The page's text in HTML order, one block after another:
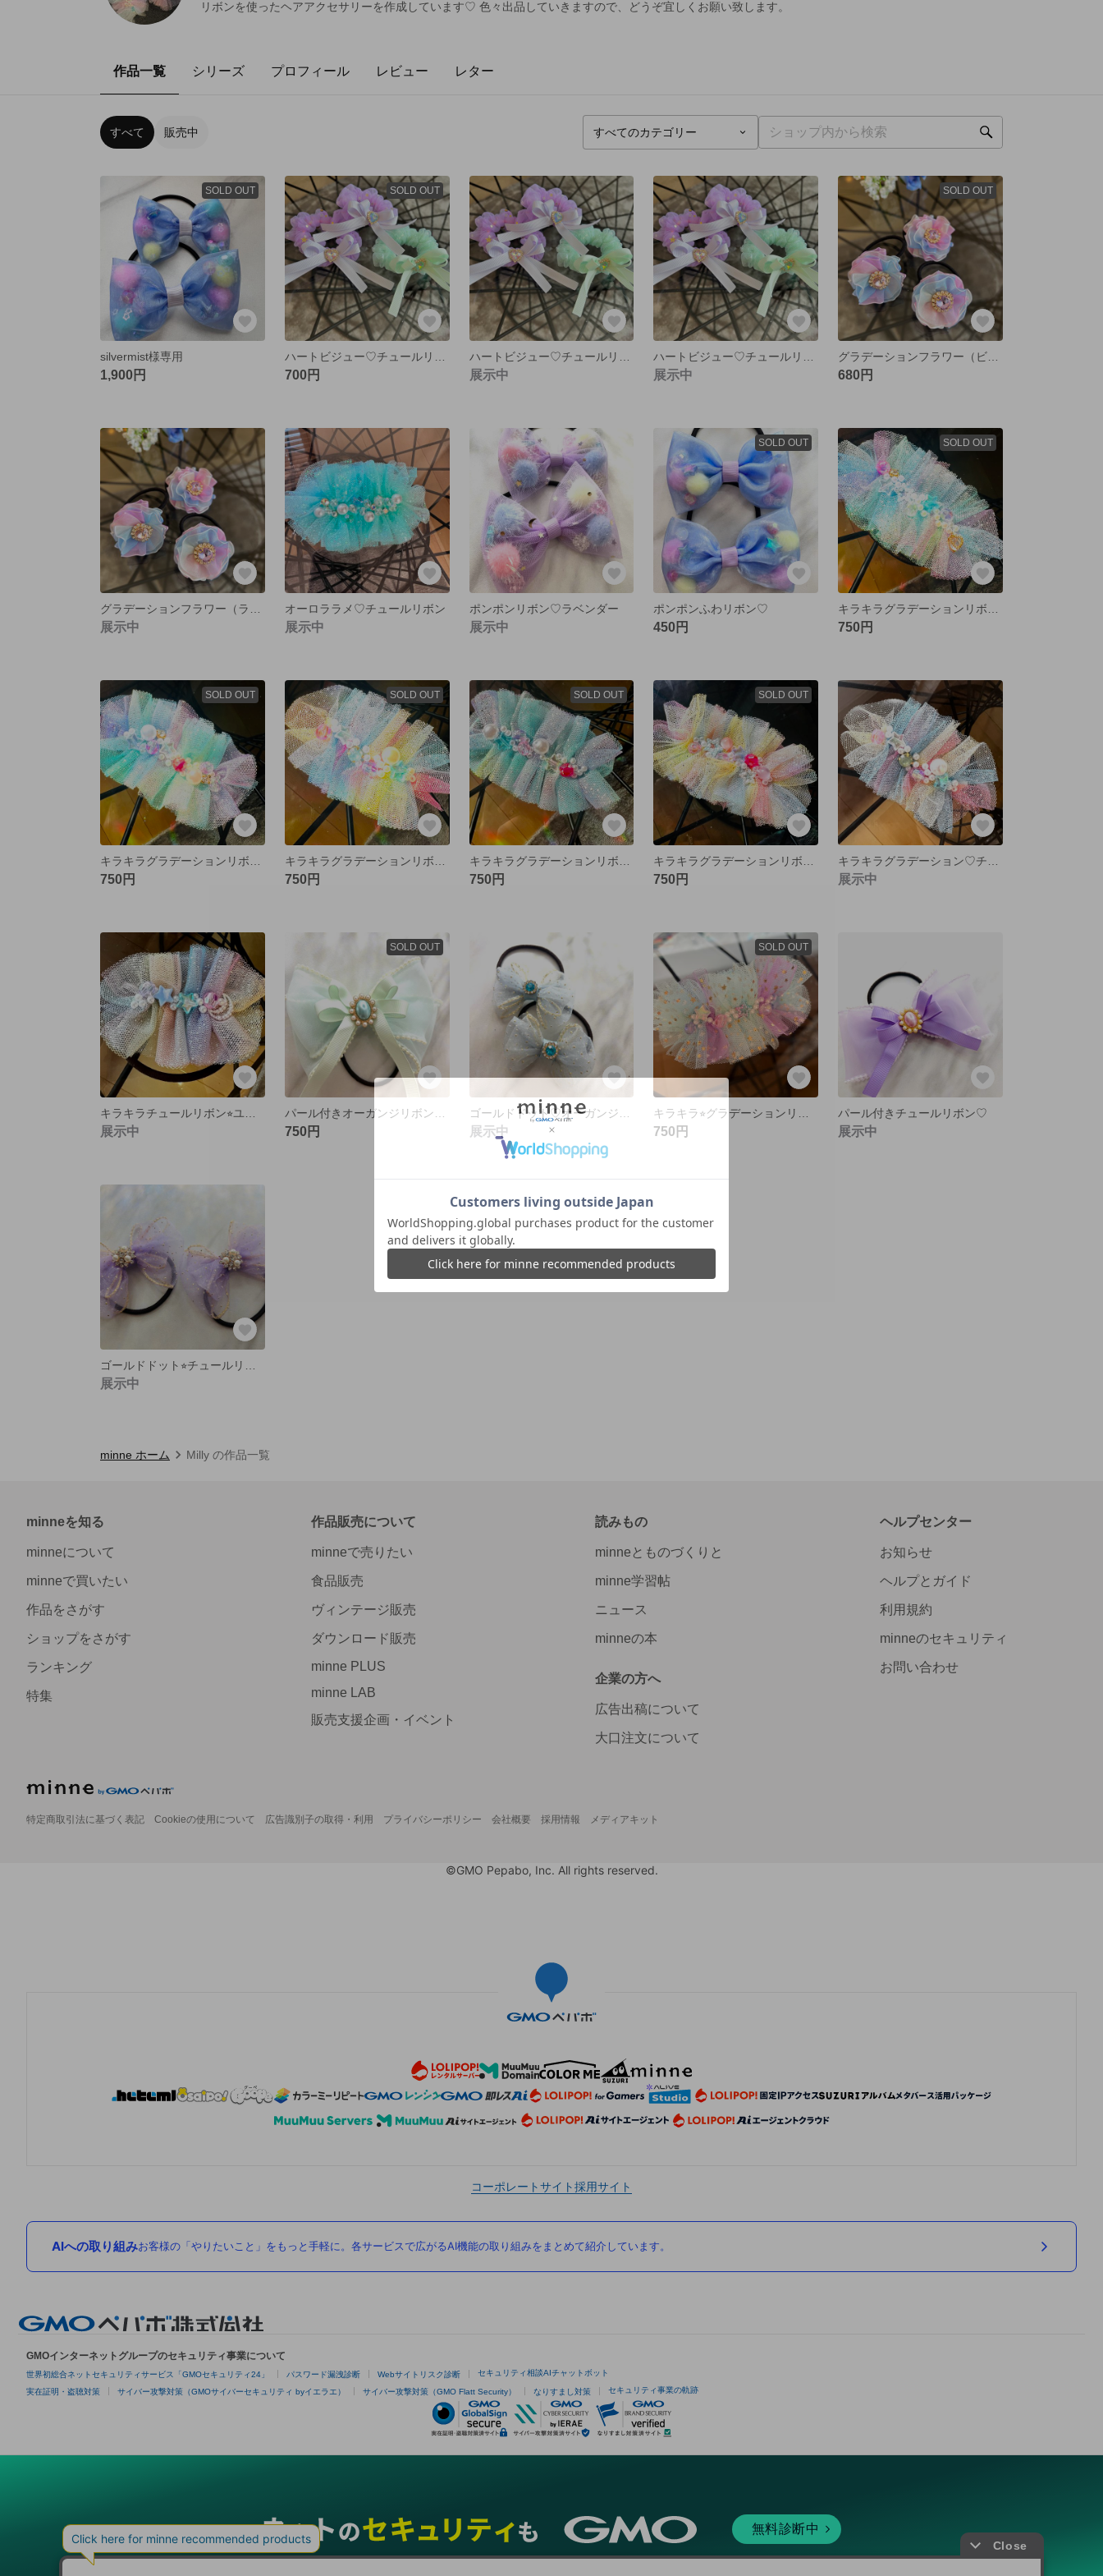
リボンを使ったヘアアクセサリーを作成しています♡ 色々出品していきますので、どうぞ宜しくお願い致します。
作品一覧 シリーズ プロフィール レビュー レター
すべて 販売中
SOLD OUT
silvermist様専用
1,900円
SOLD OUT
700円 展示中 展示中
SOLD OUT
680円
展示中
オーロララメ♡チュールリボン
展示中
ポンポンリボン♡ラベンダー
展示中
SOLD OUT
ポンポンふわリボン♡
450円
SOLD OUT
750円
SOLD OUT
750円
SOLD OUT
750円
SOLD OUT
750円
SOLD OUT
750円 展示中
展示中
SOLD OUT
750円 展示中
SOLD OUT
750円
パール付きチュールリボン♡
展示中
展示中
minne ホーム Milly の作品一覧
minneを知る
minneについて
minneで買いたい
作品をさがす
ショップをさがす
ランキング
特集
作品販売について
minneで売りたい
食品販売
ヴィンテージ販売
ダウンロード販売
minne PLUS
minne LAB
販売支援企画・イベント
読みもの
minneとものづくりと
minne学習帖
ニュース
minneの本
企業の方へ
広告出稿について
大口注文について
ヘルプセンター
お知らせ
ヘルプとガイド
利用規約
minneのセキュリティ
お問い合わせ
特定商取引法に基づく表記 Cookieの使用について 広告識別子の取得・利用 プライバシーポリシー 会社概要 採用情報 メディアキット
©GMO Pepabo, Inc. All rights reserved.
コーポレートサイト採用サイト
AIへの取り組みお客様の「やりたいこと」をもっと手軽に。各サービスで広がるAI機能の取り組みをまとめて紹介しています。
GMOインターネットグループのセキュリティ事業について
世界初総合ネットセキュリティサービス「GMOセキュリティ24」 パスワード漏洩診断 Webサイトリスク診断 セキュリティ相談AIチャットボット
実在証明・盗聴対策 サイバー攻撃対策（GMOサイバーセキュリティ byイエラエ） サイバー攻撃対策（GMO Flatt Security） なりすまし対策 セキュリティ事業の軌跡
無料診断中